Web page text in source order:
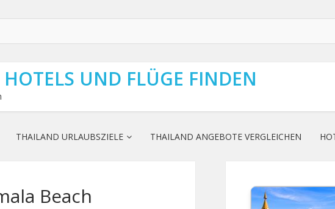
UND FLÜGE FINDEN
THAILAND URLAUBSZIELE THAILAND ANGEBOTE VERGLEICHEN
Beach